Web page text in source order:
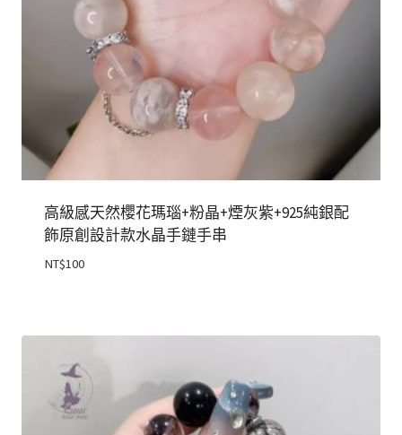
高級感天然櫻花瑪瑙+粉晶+煙灰紫+925純銀配
飾原創設計款水晶手鏈手串
NT$100